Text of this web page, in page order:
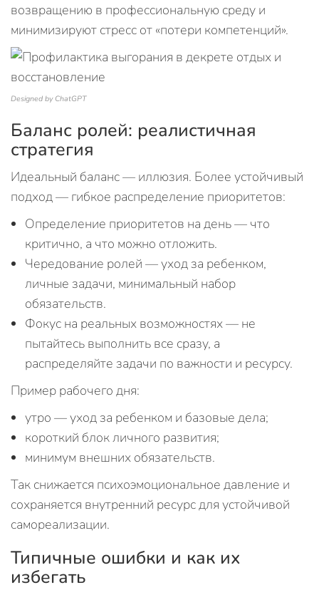
возвращению в профессиональную среду и
минимизируют стресс от «потери компетенций».
Designed by ChatGPT
Баланс ролей: реалистичная
стратегия
Идеальный баланс — иллюзия. Более устойчивый
подход — гибкое распределение приоритетов:
Определение приоритетов на день — что
критично, а что можно отложить.
Чередование ролей — уход за ребенком,
личные задачи, минимальный набор
обязательств.
Фокус на реальных возможностях — не
пытайтесь выполнить все сразу, а
распределяйте задачи по важности и ресурсу.
Пример рабочего дня:
утро — уход за ребенком и базовые дела;
короткий блок личного развития;
минимум внешних обязательств.
Так снижается психоэмоциональное давление и
сохраняется внутренний ресурс для устойчивой
самореализации.
Типичные ошибки и как их
избегать